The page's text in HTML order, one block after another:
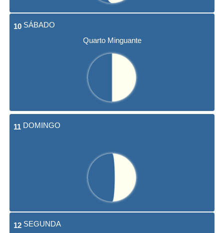
10 SÁBADO
Quarto Minguante
11 DOMINGO
12 SEGUNDA